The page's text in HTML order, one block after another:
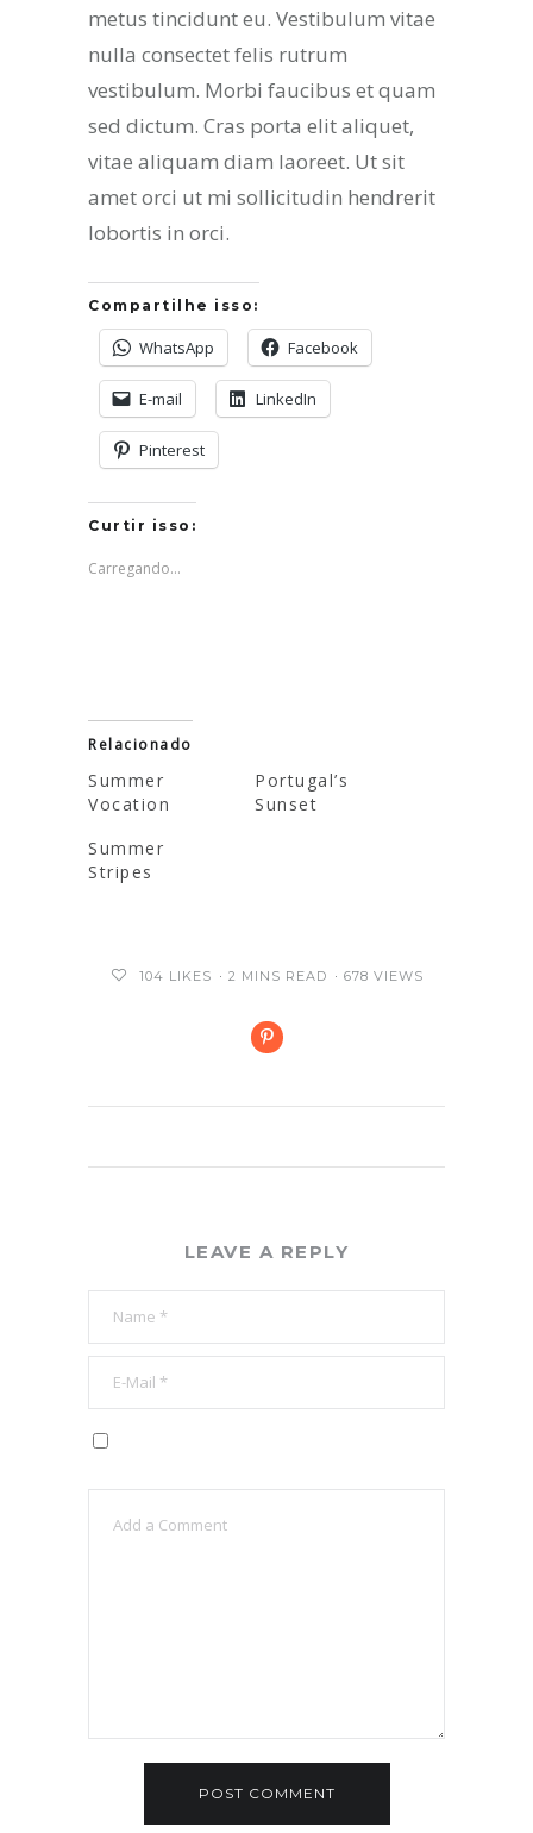
metus tincidunt eu. Vestibulum vitae
nulla consectet felis rutrum
vestibulum. Morbi faucibus et quam
sed dictum. Cras porta elit aliquet,
vitae aliquam diam laoreet. Ut sit
amet orci ut mi sollicitudin hendrerit
lobortis in orci.
Compartilhe isso:
WhatsApp Facebook
E-mail LinkedIn
Pinterest
Curtir isso:
Carregando...
Relacionado
Summer
Vocation
Portugal’s
Sunset
Summer
Stripes
104 LIKES 2 MINS READ 678 VIEWS
LEAVE A REPLY